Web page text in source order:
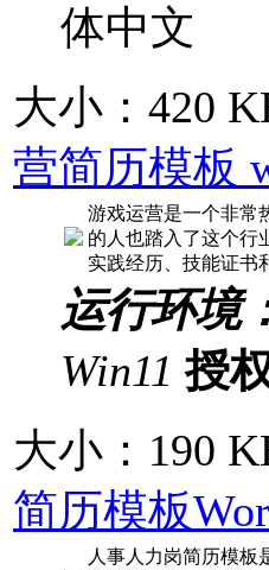
体中文
大小：420
营简历模板
游戏运营是一个非常
的人也踏入了这个行
实践经历、技能证书
运行环境
Win11 授
大小：190
简历模板
人事人力岗简历模板